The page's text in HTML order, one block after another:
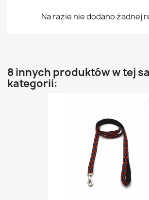
Na razie nie dodano żadnej
8 innych produktów w tej
kategorii: